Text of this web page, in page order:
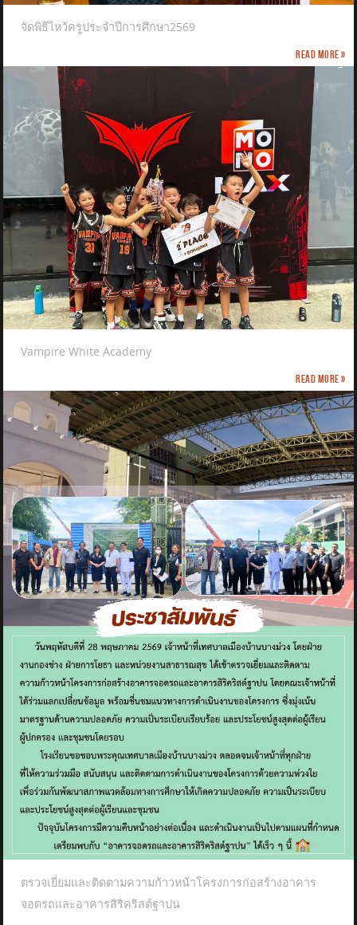
จัดพิธีไหว้ครูประจำปีการศึกษา2569
Read more »
Vampire White Academy
Read more »
ตรวจเยี่ยมและติดตามความก้าวหน้าโครงการก่อสร้างอาคาร
จอดรถและอาคารสิริคริสต์ฐาปน